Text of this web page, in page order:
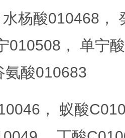
杨酸010468，
010508， 单宁
氨酸010683
， 蚁酸